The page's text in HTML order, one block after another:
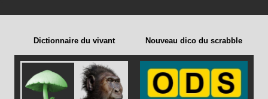
Dictionnaire du vivant Nouveau dico du scrabble